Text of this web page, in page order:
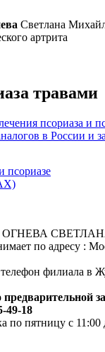
Светлана
артрита
травами
псориаза и
в России и
псориазе
ОГНЕВА
по адресу :
филиала в
49-18
по пятницу с 11:00